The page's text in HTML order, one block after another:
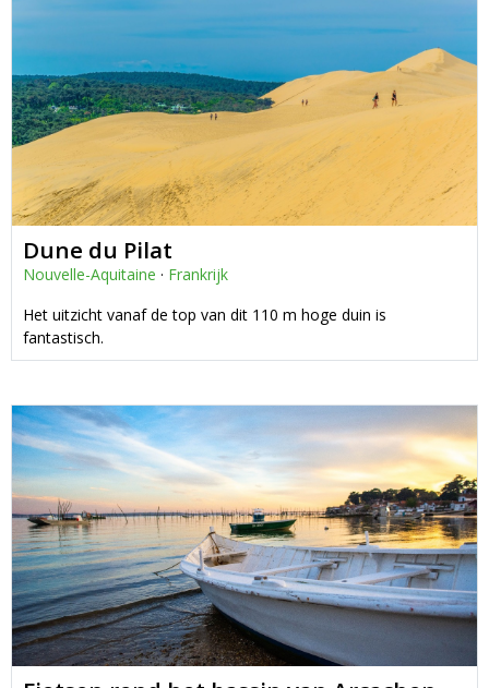
Dune du Pilat
Nouvelle-Aquitaine · Frankrijk
Het uitzicht vanaf de top van dit 110 m hoge duin is
fantastisch.